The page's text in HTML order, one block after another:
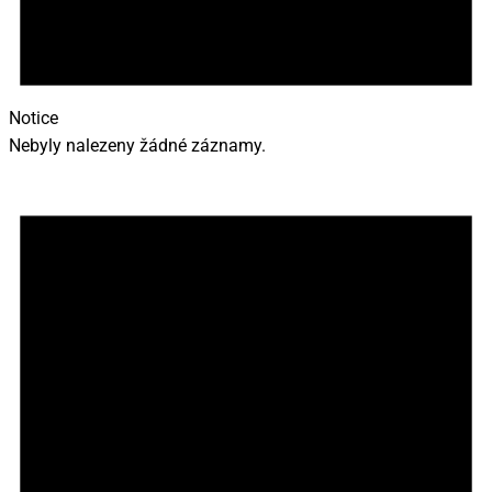
Notice
Nebyly nalezeny žádné záznamy.